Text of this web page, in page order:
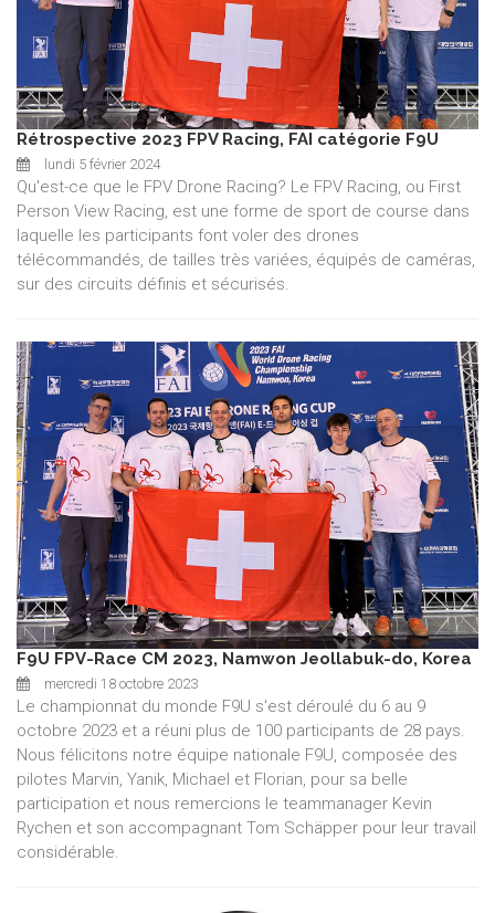
Rétrospective 2023 FPV Racing, FAI catégorie F9U
lundi 5 février 2024
Qu'est-ce que le FPV Drone Racing? Le FPV Racing, ou First
Person View Racing, est une forme de sport de course dans
laquelle les participants font voler des drones
télécommandés, de tailles très variées, équipés de caméras,
sur des circuits définis et sécurisés.
F9U FPV-Race CM 2023, Namwon Jeollabuk-do, Korea
mercredi 18 octobre 2023
Le championnat du monde F9U s'est déroulé du 6 au 9
octobre 2023 et a réuni plus de 100 participants de 28 pays.
Nous félicitons notre équipe nationale F9U, composée des
pilotes Marvin, Yanik, Michael et Florian, pour sa belle
participation et nous remercions le teammanager Kevin
Rychen et son accompagnant Tom Schäpper pour leur travail
considérable.